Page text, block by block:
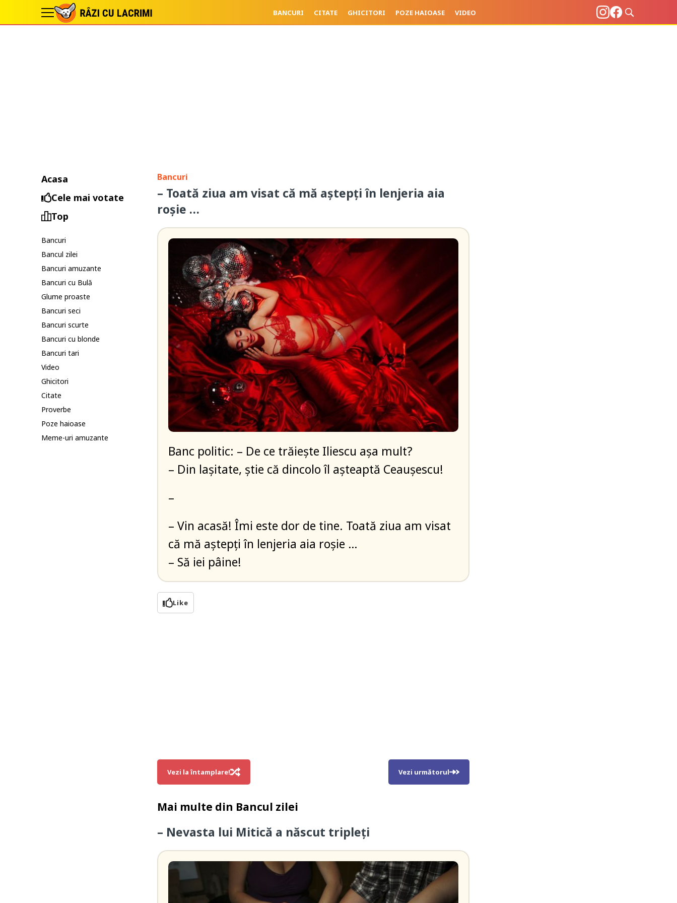
BANCURI CITATE GHICITORI POZE HAIOASE VIDEO
Acasa
Cele mai votate
Top
Bancuri
Bancul zilei
Bancuri amuzante
Bancuri cu Bulă
Glume proaste
Bancuri seci
Bancuri scurte
Bancuri cu blonde
Bancuri tari
Video
Ghicitori
Citate
Proverbe
Poze haioase
Meme-uri amuzante
Bancuri
– Toată ziua am visat că mă aștepți în lenjeria aia
roșie …
Banc politic: – De ce trăiește Iliescu așa mult?
– Din lașitate, știe că dincolo îl așteaptă Ceaușescu!
–
– Vin acasă! Îmi este dor de tine. Toată ziua am visat
că mă aștepți în lenjeria aia roșie …
– Să iei pâine!
Like
Vezi la întamplare! Vezi următorul
Mai multe din Bancul zilei
– Nevasta lui Mitică a născut tripleți